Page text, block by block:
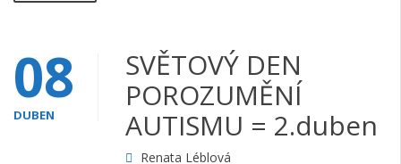
08
DUBEN
SVĚTOVÝ DEN
POROZUMĚNÍ
AUTISMU = 2.duben
Renata Léblová